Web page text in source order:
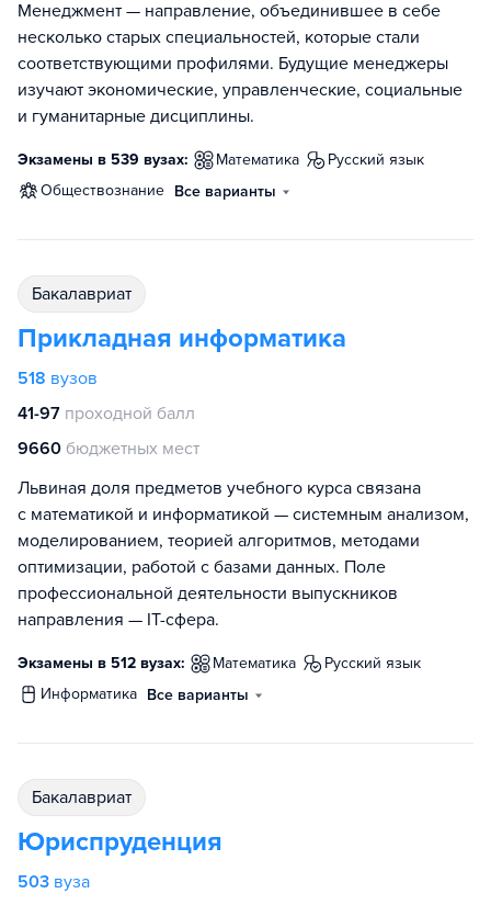
Менеджмент — направление, объединившее в себе
несколько старых специальностей, которые стали
соответствующими профилями. Будущие менеджеры
изучают экономические, управленческие, социальные
и гуманитарные дисциплины.
Экзамены в 539 вузах: математика
русский язык
обществознание Все варианты
бакалавриат
Прикладная информатика
518 вузов
41-97 проходной балл
9660 бюджетных мест
Львиная доля предметов учебного курса связана
с математикой и информатикой — системным анализом,
моделированием, теорией алгоритмов, методами
оптимизации, работой с базами данных. Поле
профессиональной деятельности выпускников
направления — IT-сфера.
Экзамены в 512 вузах: математика
русский язык
информатика Все варианты
бакалавриат
Юриспруденция
503 вуза